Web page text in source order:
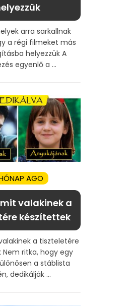
arra sarkallnak
a régi filmeket más
helyezzük A
egyenlő a ...
AGO
valakinek a
készítettek
a tiszteletére
ritka, hogy egy
a stáblista
dedikálják ...